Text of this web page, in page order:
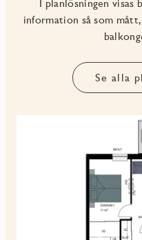
I planlösningen visas
information så som
Se alla